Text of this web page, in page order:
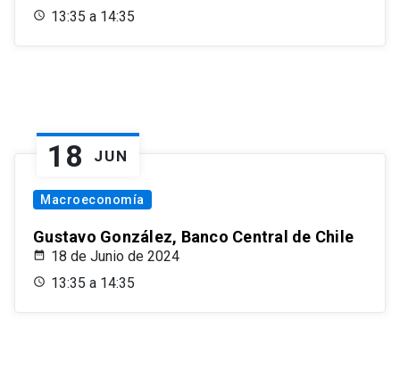
13:35 a 14:35
18 JUN
Macroeconomía
Gustavo González, Banco Central de Chile
18 de Junio de 2024
13:35 a 14:35